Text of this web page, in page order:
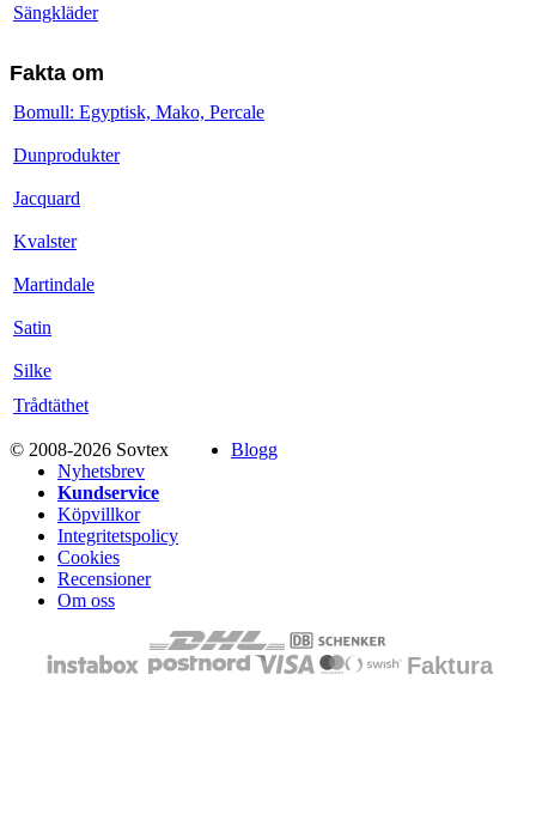
Sängkläder
Fakta om
Bomull: Egyptisk, Mako, Percale
Dunprodukter
Jacquard
Kvalster
Martindale
Satin
Silke
Trådtäthet
© 2008-2026 Sovtex
Blogg
Nyhetsbrev
Kundservice
Köpvillkor
Integritetspolicy
Cookies
Recensioner
Om oss